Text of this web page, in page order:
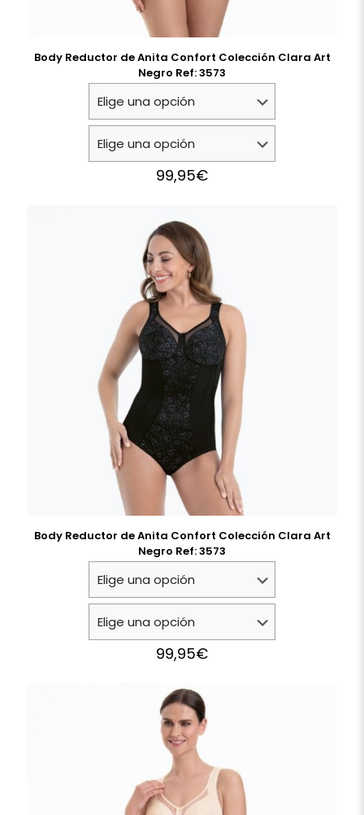
Body Reductor de Anita Confort Colección Clara Art
Negro Ref: 3573
99,95€
Body Reductor de Anita Confort Colección Clara Art
Negro Ref: 3573
99,95€